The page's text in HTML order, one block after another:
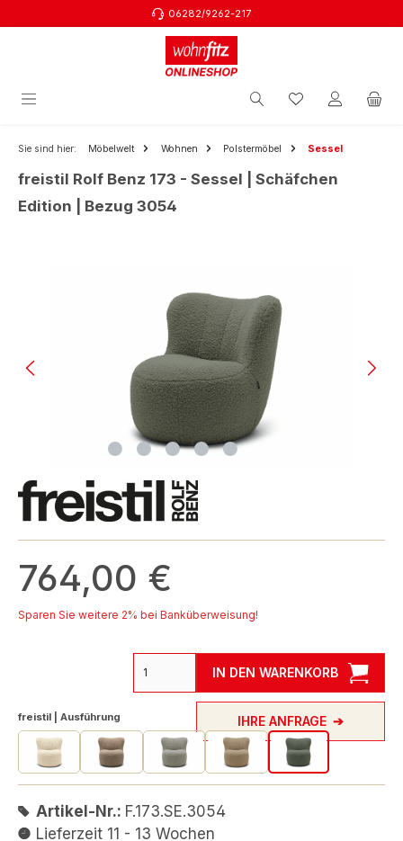
06282/9262-217
Sie sind hier: Möbelwelt Wohnen Polstermöbel Sessel
freistil Rolf Benz 173 - Sessel | Schäfchen
Edition | Bezug 3054
764,00 €
Sparen Sie weitere 2% bei Banküberweisung!
IN DEN WARENKORB
IHRE ANFRAGE
freistil | Ausführung
freistil 173 Sessel Schäfchen Edition 3050
freistil 173 Sessel Schäfchen Edition 3051
freistil 173 Sessel Schäfchen Edition 3052
freistil 173 Sessel Schäfchen
freistil 173 Sessel
Artikel-Nr.: F.173.SE.3054
Lieferzeit 11 - 13 Wochen